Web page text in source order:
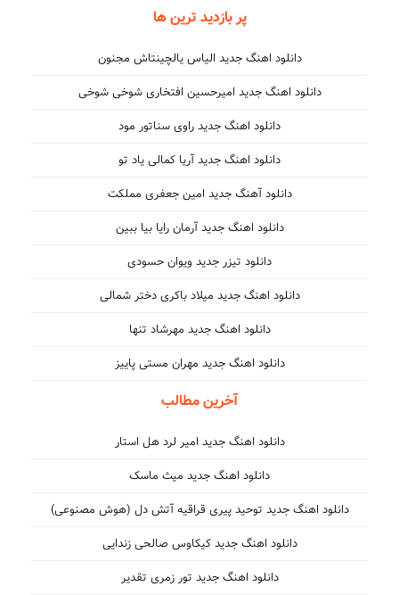
پر بازدید ترین ها
دانلود اهنگ جدید الیاس یالچینتاش مجنون
دانلود اهنگ جدید امیرحسین افتخاری شوخی شوخی
دانلود اهنگ جدید راوی سناتور مود
دانلود اهنگ جدید آریا کمالی یاد تو
دانلود آهنگ جدید امین جعفری مملکت
دانلود اهنگ جدید آرمان رایا بیا ببین
دانلود تیزر جدید ویوان حسودی
دانلود اهنگ جدید میلاد باکری دختر شمالی
دانلود اهنگ جدید مهرشاد تنها
دانلود اهنگ جدید مهران مستی پاییز
آخرین مطالب
دانلود اهنگ جدید امیر لرد هل استار
دانلود اهنگ جدید میث ماسک
دانلود اهنگ جدید توحید پیری قراقیه آتش دل (هوش مصنوعی)
دانلود اهنگ جدید کیکاوس صالحی زندایی
دانلود اهنگ جدید تور زمری تقدیر